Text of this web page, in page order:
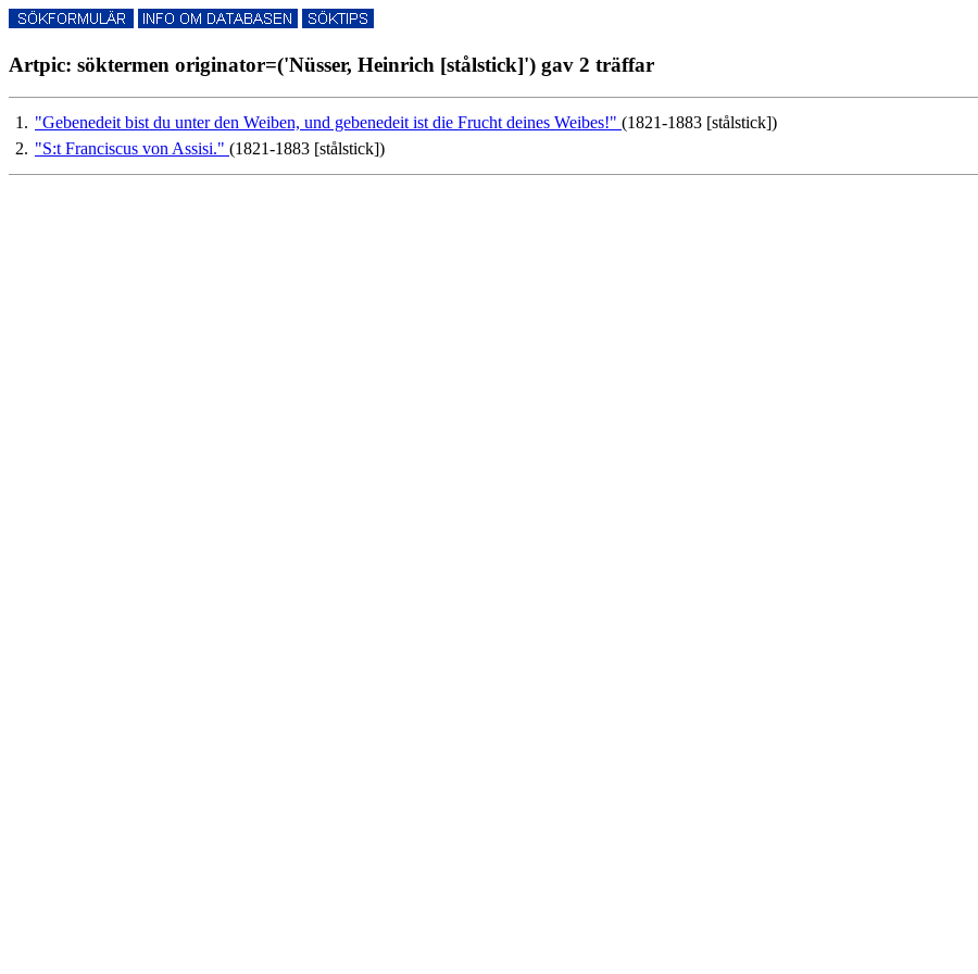
Artpic: söktermen originator=('Nüsser, Heinrich [stålstick]') gav 2 träffar
1. "Gebenedeit bist du unter den Weiben, und gebenedeit ist die Frucht deines Weibes!" (1821-1883 [stålstick])
2. "S:t Franciscus von Assisi." (1821-1883 [stålstick])